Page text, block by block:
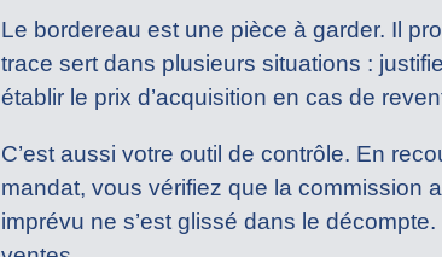
Le bordereau est une pièce à garder. Il
trace sert dans plusieurs situations :
établir le prix d’acquisition en cas de
C’est aussi votre outil de contrôle. En
mandat, vous vérifiez que la commission
imprévu ne s’est glissé dans le